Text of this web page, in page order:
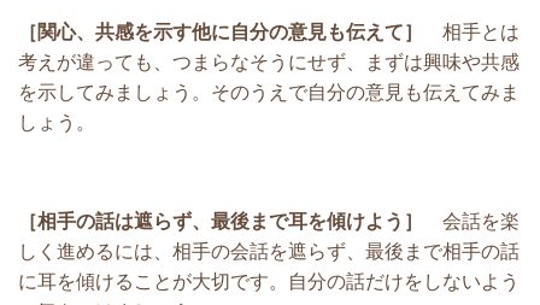
［関心、共感を示す他に自分の意見も伝えて］ 相手とは
考えが違っても、つまらなそうにせず、まずは興味や共感
を示してみましょう。そのうえで自分の意見も伝えてみま
しょう。
［相手の話は遮らず、最後まで耳を傾けよう］ 会話を楽
しく進めるには、相手の会話を遮らず、最後まで相手の話
に耳を傾けることが大切です。自分の話だけをしないよう